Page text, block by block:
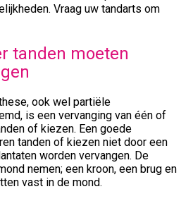
Vraag uw tandarts om
tanden moeten
ook wel partiële
is een vervanging van één of
of kiezen. Een goede
tanden of kiezen niet door een
worden vervangen. De
nemen; een kroon, een brug en
vast in de mond.